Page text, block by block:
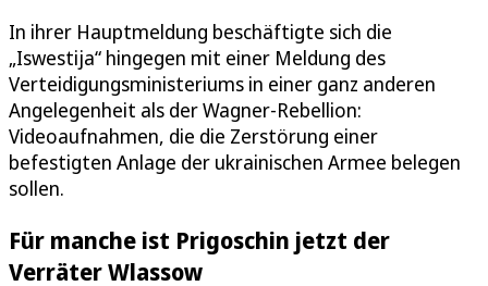
In ihrer Hauptmeldung beschäftigte sich die
„Iswestija“ hingegen mit einer Meldung des
Verteidigungsministeriums in einer ganz anderen
Angelegenheit als der Wagner-Rebellion:
Videoaufnahmen, die die Zerstörung einer
befestigten Anlage der ukrainischen Armee belegen
sollen.
Für manche ist Prigoschin jetzt der
Verräter Wlassow